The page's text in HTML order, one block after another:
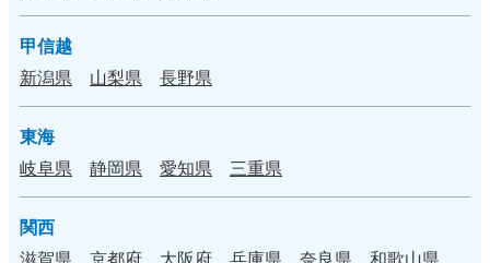
甲信越
新潟県
山梨県 長野県
東海
岐阜県
静岡県 愛知県 三重県
関西
滋賀県
京都府 大阪府 兵庫県 奈良県 和歌山県